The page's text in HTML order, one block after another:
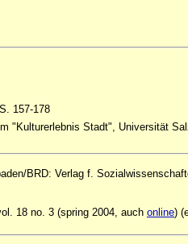
157-178
"Kulturerlebnis Stadt", Universität
BRD: Verlag f.
18 no. 3 (spring 2004, auch online)